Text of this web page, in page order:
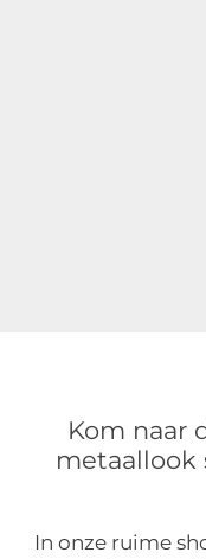
Kom naar
metaallook
In onze ruime